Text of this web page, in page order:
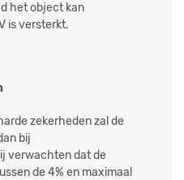
het object kan
is versterkt.
zekerheden zal de
bij
verwachten dat de
de 4% en maximaal